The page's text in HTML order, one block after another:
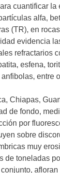
cuantificar la
alfa,
(TR), en
evidencia
refractarios
esfena,
entre
Chiapas,
de fondo,
por
sobre
muy
de toneladas